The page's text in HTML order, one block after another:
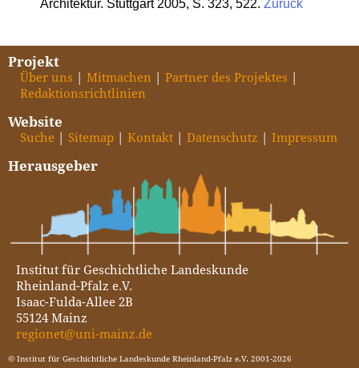
Architektur. Stuttgart 2005, S. 323, 522. Zurück
Projekt
Über uns Mitmachen
Partner des Projektes
Redaktionsrichtlinien
Website
Suche Sitemap Kontakt Datenschutz Impressum
Herausgeber
Institut für Geschichtliche Landeskunde
Rheinland-Pfalz e.V.
Isaac-Fulda-Allee 2B
55124 Mainz
regionet@uni-mainz.de
© Institut für Geschichtliche Landeskunde Rheinland-Pfalz e.V. 2001-2026